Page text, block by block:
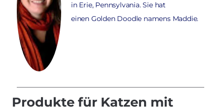
in Erie, Pennsylvania. Sie hat
einen Golden Doodle namens Maddie.
Produkte für Katzen mit